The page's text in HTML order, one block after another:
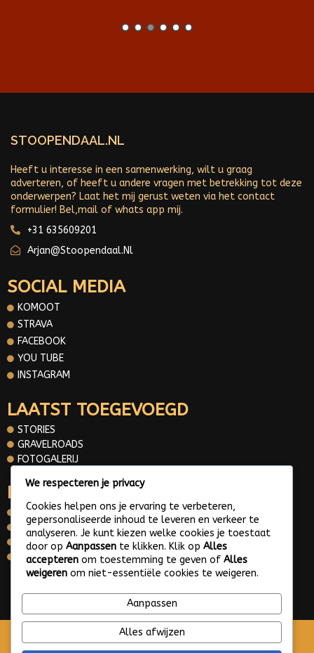
STOOPENDAAL.NL
Heeft u interesse in een samenwerking, wilt u graag
adverteren, of heeft u andere vragen met betrekking tot deze
onderwerpen? Laat het mij gerust weten via het contact
formulier! Bel,mail of whats app mij.
+31 635609201
Arjan@stoopendaal.nl
SOCIAL MEDIA
KOMOOT
STRAVA
FACEBOOK
YOU TUBE
INSTAGRAM
LAATST TOEGEVOEGD
STORIES
GRAVELROADS
FOTOGALERIJ
INFORMATIE
OVER MIJ
CONTACT
PRIVACY POLICY
WHATS APP ME
© 2025 Gravelroads area around the Netherlands
We respecteren je privacy
Cookies helpen ons je ervaring te verbeteren,
gepersonaliseerde inhoud te leveren en verkeer te
analyseren. Je kunt kiezen welke cookies je toestaat
door op Aanpassen te klikken. Klik op Alles
accepteren om toestemming te geven of Alles
weigeren om niet-essentiële cookies te weigeren.
Aanpassen
Alles afwijzen